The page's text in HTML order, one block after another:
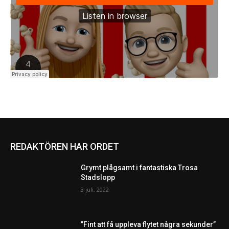
REDAKTÖREN HAR ORDET
Grymt plågsamt i fantastiska Trosa
Stadslopp
3 juli, 2022
”Fint att få uppleva flytet några sekunder”